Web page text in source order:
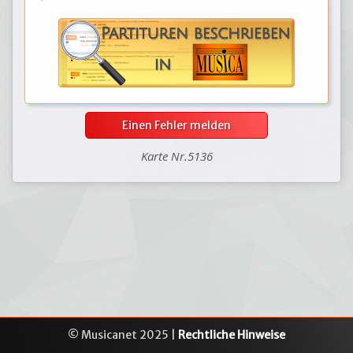
Einen Fehler melden
Karte Nr.5136
© Musicanet 2025 | Rechtliche Hinweise